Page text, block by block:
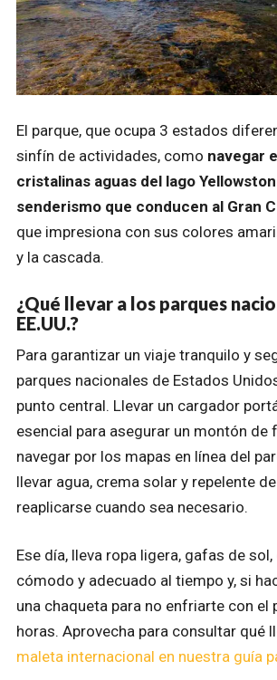
El parque, que ocupa 3 estados
sinfín de actividades, como navegar
cristalinas aguas del lago
senderismo que conducen al Gran
que impresiona con sus colores
y la cascada.
¿Qué llevar a los parques
EE.UU.?
Para garantizar un viaje tranquilo y
parques nacionales de Estados
punto central. Llevar un cargador
esencial para asegurar un montón de
navegar por los mapas en línea del
llevar agua, crema solar y repelente
reaplicarse cuando sea necesario.
Ese día, lleva ropa ligera, gafas de
cómodo y adecuado al tiempo y, si
una chaqueta para no enfriarte con el
horas. Aprovecha para consultar qué
maleta internacional en nuestra guía